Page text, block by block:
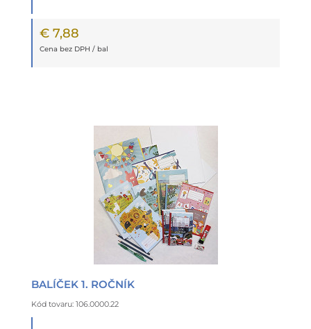
€ 7,88
Cena bez DPH / bal
BALÍČEK 1. ROČNÍK
Kód tovaru: 106.0000.22